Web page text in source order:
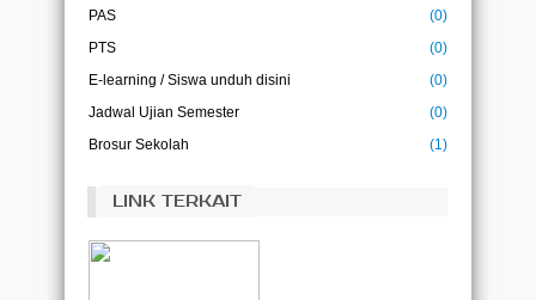
PAS
(0)
PTS
(0)
E-learning / Siswa unduh disini
(0)
Jadwal Ujian Semester
(0)
Brosur Sekolah
(1)
LINK TERKAIT